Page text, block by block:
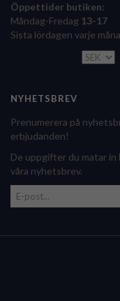
Öppettider butiken:
Måndag-Fredag 13-17
Sista lördagen varje
NYHETSBREV
Prenumerera på
erbjudanden!
De uppgifter du matar in
våra nyhetsbrev.